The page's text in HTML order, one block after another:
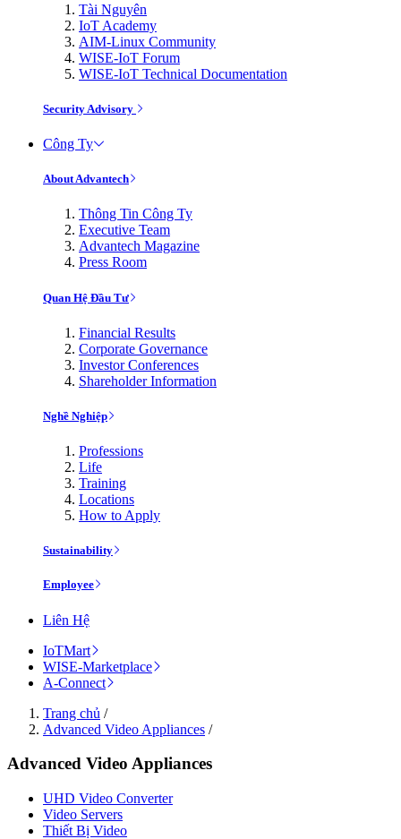
Tài Nguyên
IoT Academy
AIM-Linux Community
WISE-IoT Forum
WISE-IoT Technical Documentation
Security Advisory
Công Ty
About Advantech
Thông Tin Công Ty
Executive Team
Advantech Magazine
Press Room
Quan Hệ Đầu Tư
Financial Results
Corporate Governance
Investor Conferences
Shareholder Information
Nghề Nghiệp
Professions
Life
Training
Locations
How to Apply
Sustainability
Employee
Liên Hệ
IoTMart
WISE-Marketplace
A-Connect
Trang chủ /
Advanced Video Appliances /
Advanced Video Appliances
UHD Video Converter
Video Servers
Thiết Bị Video